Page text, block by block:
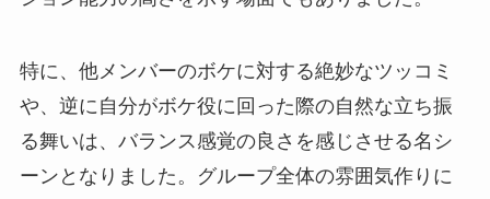
特に、他メンバーのボケに対する絶妙なツッコミ
や、逆に自分がボケ役に回った際の自然な立ち振
る舞いは、バランス感覚の良さを感じさせる名シ
ーンとなりました。グループ全体の雰囲気作りに